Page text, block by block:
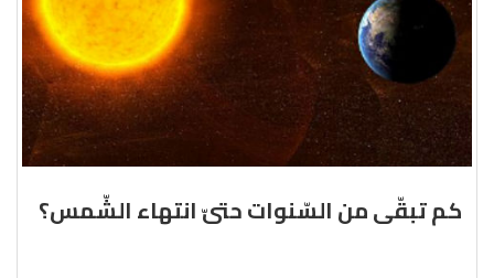
كم تبقّى من السّنوات حتىّ انتهاء الشّمس؟